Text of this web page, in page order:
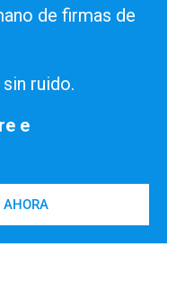
de firmas de
ruido.
e
AHORA